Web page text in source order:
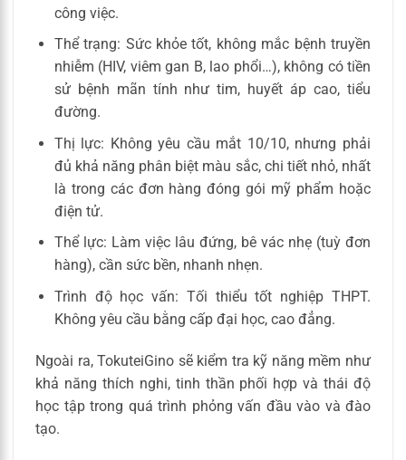
công việc.
Thể trạng: Sức khỏe tốt, không mắc bệnh truyền
nhiễm (HIV, viêm gan B, lao phổi…), không có tiền
sử bệnh mãn tính như tim, huyết áp cao, tiểu
đường.
Thị lực: Không yêu cầu mắt 10/10, nhưng phải
đủ khả năng phân biệt màu sắc, chi tiết nhỏ, nhất
là trong các đơn hàng đóng gói mỹ phẩm hoặc
điện tử.
Thể lực: Làm việc lâu đứng, bê vác nhẹ (tuỳ đơn
hàng), cần sức bền, nhanh nhẹn.
Trình độ học vấn: Tối thiểu tốt nghiệp THPT.
Không yêu cầu bằng cấp đại học, cao đẳng.
Ngoài ra, TokuteiGino sẽ kiểm tra kỹ năng mềm như
khả năng thích nghi, tinh thần phối hợp và thái độ
học tập trong quá trình phỏng vấn đầu vào và đào
tạo.